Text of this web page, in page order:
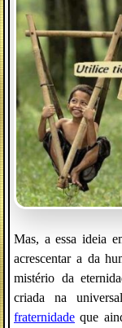
Mas, a essa ideia
acrescentar a da
mistério da
criada na
fraternidade que